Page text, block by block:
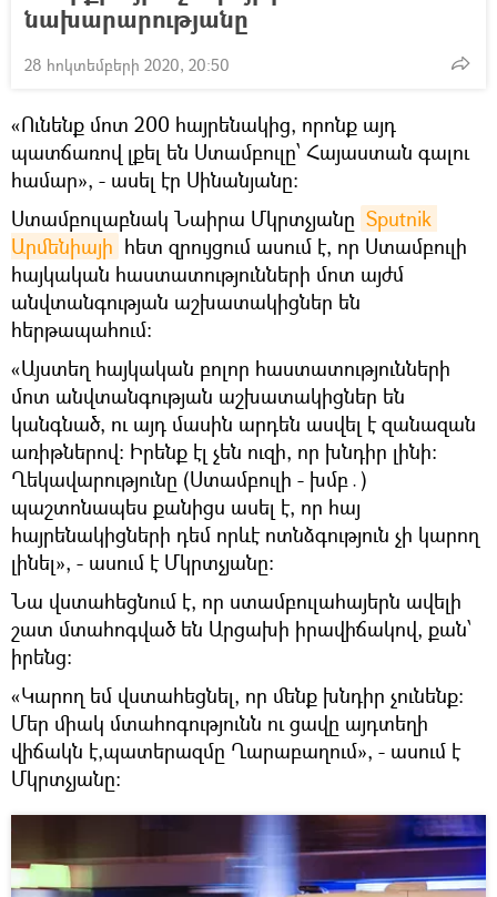
նախարարությանը
28 հոկտեմբերի 2020, 20:50
«Ունենք մոտ 200 հայրենակից, որոնք այդ
պատճառով լքել են Ստամբուլը՝ Հայաստան գալու
համար», - ասել էր Սինանյանը։
Ստամբուլաբնակ Նաիրա Մկրտչյանը Sputnik
Արմենիայի հետ զրույցում ասում է, որ Ստամբուլի
հայկական հաստատությունների մոտ այժմ
անվտանգության աշխատակիցներ են
հերթապահում։
«Այստեղ հայկական բոլոր հաստատությունների
մոտ անվտանգության աշխատակիցներ են
կանգնած, ու այդ մասին արդեն ասվել է զանազան
առիթներով։ Իրենք էլ չեն ուզի, որ խնդիր լինի։
Ղեկավարությունը (Ստամբուլի - խմբ․)
պաշտոնապես քանիցս ասել է, որ հայ
հայրենակիցների դեմ որևէ ոտնձգություն չի կարող
լինել», - ասում է Մկրտչյանը։
Նա վստահեցնում է, որ ստամբուլահայերն ավելի
շատ մտահոգված են Արցախի իրավիճակով, քան՝
իրենց։
«Կարող եմ վստահեցնել, որ մենք խնդիր չունենք։
Մեր միակ մտահոգությունն ու ցավը այդտեղի
վիճակն է,պատերազմը Ղարաբաղում», - ասում է
Մկրտչյանը։